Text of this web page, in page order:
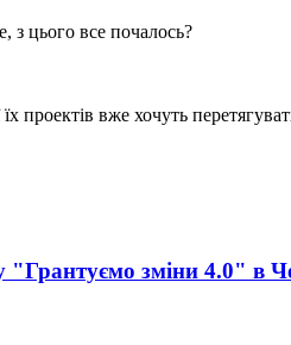
з цього все почалось?
проектів вже хочуть
"Грантуємо зміни 4.0" в